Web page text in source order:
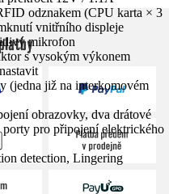
odznakem (CPU karta × 3
vnitřního displeje
mikrofon
s vysokým výkonem
(jedna již na interkomovém
obrazovky, dva drátové
pro připojení elektrického
detection, Lingering